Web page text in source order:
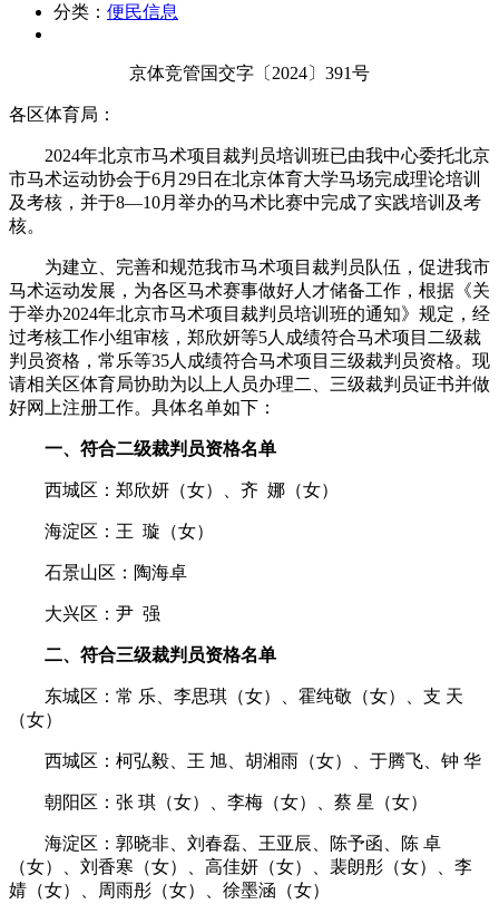
分类： 便民信息
京体竞管国交字〔2024〕391号
各区体育局：
2024年北京市马术项目裁判员培训班已由我中心委托北京
市马术运动协会于6月29日在北京体育大学马场完成理论培训
及考核，并于8—10月举办的马术比赛中完成了实践培训及考
核。
为建立、完善和规范我市马术项目裁判员队伍，促进我市
马术运动发展，为各区马术赛事做好人才储备工作，根据《关
于举办2024年北京市马术项目裁判员培训班的通知》规定，经
过考核工作小组审核，郑欣妍等5人成绩符合马术项目二级裁
判员资格，常乐等35人成绩符合马术项目三级裁判员资格。现
请相关区体育局协助为以上人员办理二、三级裁判员证书并做
好网上注册工作。具体名单如下：
一、符合二级裁判员资格名单
西城区：郑欣妍（女）、齐 娜（女）
海淀区：王 璇（女）
石景山区：陶海卓
大兴区：尹 强
二、符合三级裁判员资格名单
东城区：常 乐、李思琪（女）、霍纯敬（女）、支 天
（女）
西城区：柯弘毅、王 旭、胡湘雨（女）、于腾飞、钟 华
朝阳区：张 琪（女）、李梅（女）、蔡 星（女）
海淀区：郭晓非、刘春磊、王亚辰、陈予函、陈 卓
（女）、刘香寒（女）、高佳妍（女）、裴朗彤（女）、李
婧（女）、周雨彤（女）、徐墨涵（女）